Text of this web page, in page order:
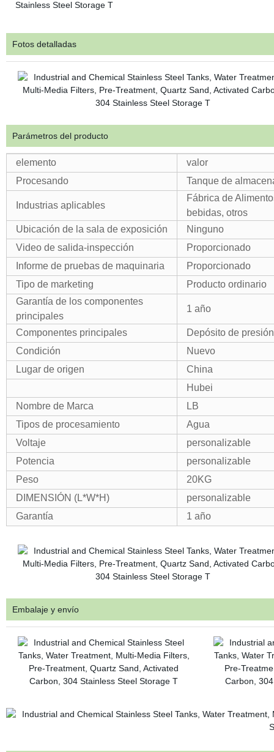
Fotos detalladas
Parámetros del producto
elemento
valor
Procesando
Tanque de
Industrias aplicables
Fábrica de
bebidas, otros
Ubicación de la sala de exposición
Ninguno
Video de salida-inspección
Proporcionado
Informe de pruebas de maquinaria
Proporcionado
Tipo de marketing
Producto ordinario
Garantía de los componentes
principales
1 año
Componentes principales
Depósito de presión
Condición
Nuevo
Lugar de origen
China
Hubei
Nombre de Marca
LB
Tipos de procesamiento
Agua
Voltaje
personalizable
Potencia
personalizable
Peso
20KG
DIMENSIÓN (L*W*H)
personalizable
Garantía
1 año
Embalaje y envío